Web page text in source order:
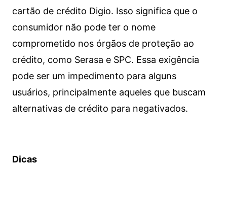
cartão de crédito Digio. Isso significa que o
consumidor não pode ter o nome
comprometido nos órgãos de proteção ao
crédito, como Serasa e SPC. Essa exigência
pode ser um impedimento para alguns
usuários, principalmente aqueles que buscam
alternativas de crédito para negativados.
Dicas